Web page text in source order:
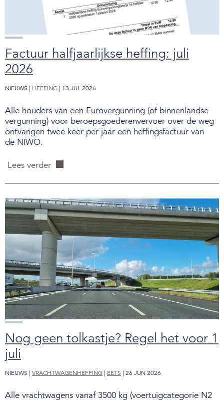
Factuur halfjaarlijkse heffing: juli
2026
NIEUWS | HEFFING | 13 JUL 2026
Alle houders van een Eurovergunning (of binnenlandse
vergunning) voor beroepsgoederenvervoer over de weg
ontvangen twee keer per jaar een heffingsfactuur van
de NIWO.
Lees verder
Nog geen tolkastje? Regel het voor 1
juli
NIEUWS | VRACHTWAGENHEFFING | EETS | 26 JUN 2026
Alle vrachtwagens vanaf 3500 kg (voertuigcategorie N2